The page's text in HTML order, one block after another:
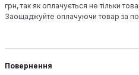
грн, так як оплачується не тільки
Заощаджуйте оплачуючи товар за
Повернення